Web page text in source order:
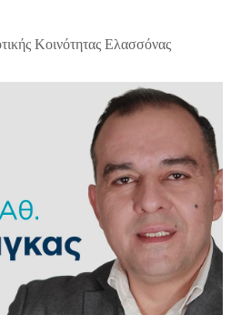
Κοινότητας Ελασσόνας